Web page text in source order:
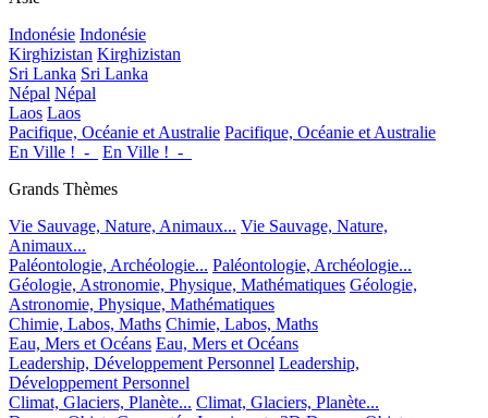
Indonésie Indonésie
Kirghizistan Kirghizistan
Sri Lanka Sri Lanka
Népal Népal
Laos Laos
Pacifique, Océanie et Australie Pacifique, Océanie et Australie
En Ville !_-_
En Ville !_-_
Grands Thèmes
Vie Sauvage, Nature, Animaux... Vie Sauvage, Nature,
Animaux...
Paléontologie, Archéologie... Paléontologie, Archéologie...
Géologie, Astronomie, Physique, Mathématiques Géologie,
Astronomie, Physique, Mathématiques
Chimie, Labos, Maths Chimie, Labos, Maths
Eau, Mers et Océans Eau, Mers et Océans
Leadership, Développement Personnel Leadership,
Développement Personnel
Climat, Glaciers, Planète... Climat, Glaciers, Planète...